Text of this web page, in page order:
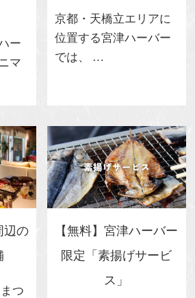
ー
マ
京都・天橋立エリアに
位置する宮津ハーバー
では、 …
辺の
つ
【無料】宮津ハーバー
限定「素揚げサービ
ス」